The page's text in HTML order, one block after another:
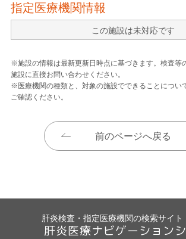
指定医療機関情報
この施設は未対応です
※施設の情報は最新更新日時点に基づきます。検査等
施設に直接お問い合わせください。
※医療機関の種類と、対象の施設でできることについ
ご確認ください。
前のページへ戻る
肝炎検査・指定医療機関の検索サイト
肝炎医療ナビゲーション